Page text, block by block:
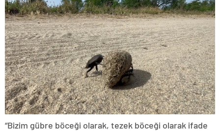
“Bizim gübre böceği olarak, tezek böceği olarak ifade